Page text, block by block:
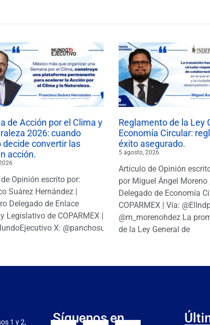
de Acción por el Clima y
2026: cuando
decide convertir las
acción.
Opinión escrito por:
Suárez Hernández |
Delegado de Enlace
Legislativo de COPARMEX |
X: @panchosuarezh
Reglamento de la Ley
Economía Circular:
éxito asegurado.
5 agosto, 2026
Artículo de Opinión
por Miguel Ángel Moreno
Delegado de Economía
COPARMEX | Vía:
@m_morenohdez La
de la Ley General de
1 y 2, Síguenos en